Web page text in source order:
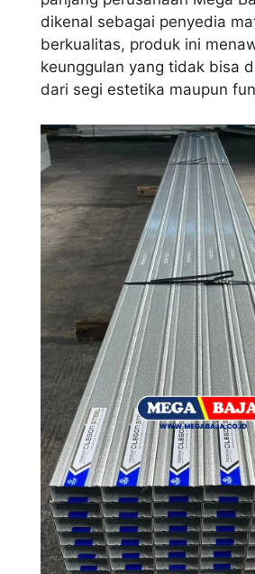
dikenal sebagai penyedia
berkualitas, produk ini
keunggulan yang tidak bisa
dari segi estetika maupun